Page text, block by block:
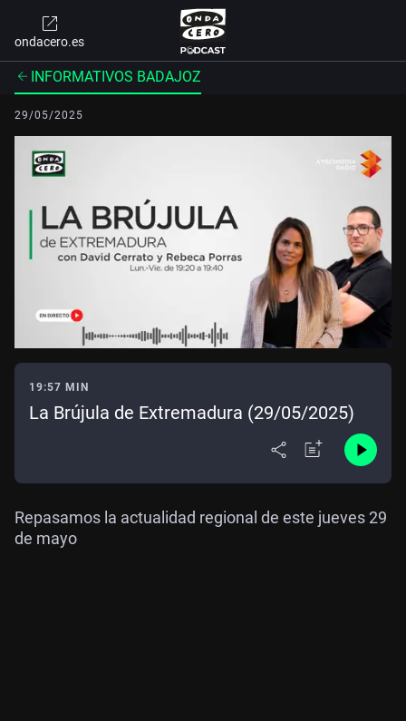
ondacero.es
INFORMATIVOS BADAJOZ
29/05/2025
19:57 MIN
La Brújula de Extremadura (29/05/2025)
Repasamos la actualidad regional de este jueves 29
de mayo